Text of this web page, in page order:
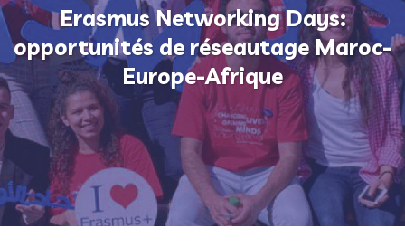
Erasmus Networking Days:
opportunités de réseautage Maroc-
Europe-Afrique